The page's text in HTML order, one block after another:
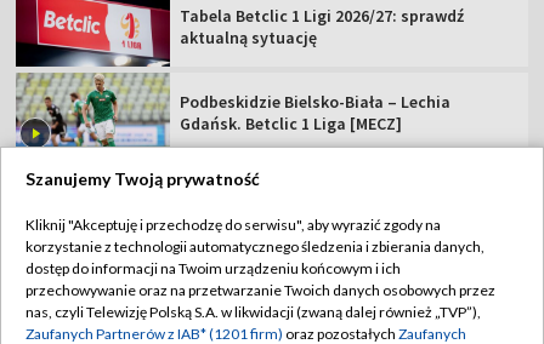
Tabela Betclic 1 Ligi 2026/27: sprawdź
aktualną sytuację
Podbeskidzie Bielsko-Biała – Lechia
Gdańsk. Betclic 1 Liga [MECZ]
TVP
Abonament TVP
Sklep TVP
Regulamin TVP
Polityka prywatności
Szanujemy Twoją prywatność
Kliknij "Akceptuję i przechodzę do serwisu", aby wyrazić zgody na
korzystanie z technologii automatycznego śledzenia i zbierania danych,
dostęp do informacji na Twoim urządzeniu końcowym i ich
przechowywanie oraz na przetwarzanie Twoich danych osobowych przez
nas, czyli Telewizję Polską S.A. w likwidacji (zwaną dalej również „TVP”),
Zaufanych Partnerów z IAB* (1201 firm) oraz pozostałych Zaufanych